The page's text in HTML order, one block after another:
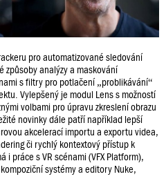
pro automatizované sledování
způsoby analýzy a maskování
s filtry pro potlačení „problikávání“
Vylepšený je modul Lens s možností
volbami pro úpravu zkreslení obrazu
novinky dále patří například lepší
akcelerací importu a exportu videa,
či rychlý kontextový přístup k
i práce s VR scénami (VFX Platform),
systémy a editory Nuke,